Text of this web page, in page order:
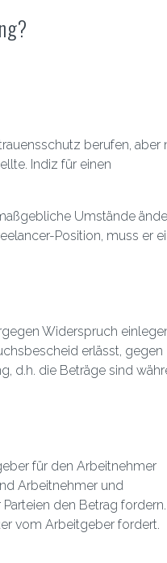
berufen, aber
Indiz für einen
Umstände
Position, muss er
Widerspruch
erlässt, gegen
d.h. die Beträge sind
für den Arbeitnehmer
Arbeitnehmer und
den Betrag fordern.
vom Arbeitgeber fordert.